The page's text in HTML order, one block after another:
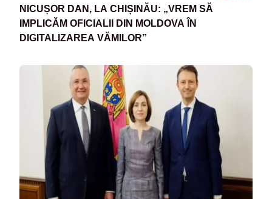
NICUȘOR DAN, LA CHIȘINĂU: „VREM SĂ
IMPLICĂM OFICIALII DIN MOLDOVA ÎN
DIGITALIZAREA VĂMILOR”